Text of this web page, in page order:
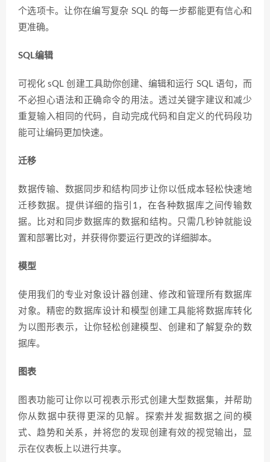
个选项卡。让你在编写复杂 SQL 的每一步都能更有信心和
更准确。
SQL编辑
可视化 sQL 创建工具助你创建、编辑和运行 SQL 语句，而
不必担心语法和正确命令的用法。透过关键字建议和减少
重复输入相同的代码，自动完成代码和自定义的代码段功
能可让编码更加快速。
迁移
数据传输、数据同步和结构同步让你以低成本轻松快速地
迁移数据。提供详细的指引1，在各种数据库之间传输数
据。比对和同步数据库的数据和结构。只需几秒钟就能设
置和部署比对，并获得你要运行更改的详细脚本。
模型
使用我们的专业对象设计器创建、修改和管理所有数据库
对象。精密的数据库设计和模型创建工具能将数据库转化
为以图形表示，让你轻松创建模型、创建和了解复杂的数
据库。
图表
图表功能可让你以可视表示形式创建大型数据集，并帮助
你从数据中获得更深的见解。探索并发掘数据之间的模
式、趋势和关系，并将您的发现创建有效的视觉输出，显
示在仪表板上以进行共享。